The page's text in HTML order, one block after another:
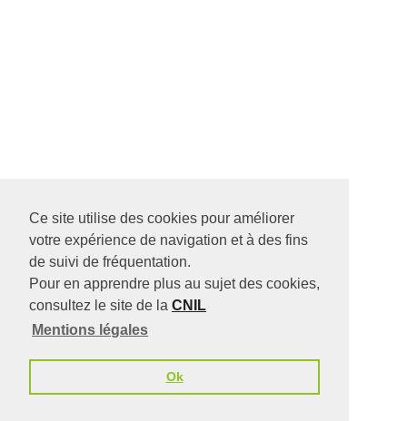
Ce site utilise des cookies pour améliorer
votre expérience de navigation et à des fins
de suivi de fréquentation.
Pour en apprendre plus au sujet des cookies,
consultez le site de la CNIL
Mentions légales
Ok